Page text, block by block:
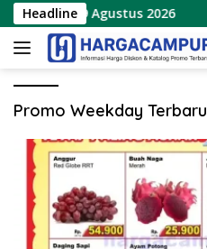
Langsung
ke
konten
Headline
7 – 9 Agustus 2026
Promo Weekday Terbaru